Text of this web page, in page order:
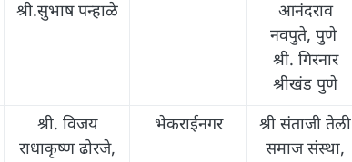
श्री.सुभाष पन्हाळे
आनंदराव
नवपुते, पुणे
श्री. गिरनार
श्रीखंड पुणे
श्री. विजय
राधाकृष्ण ढोरजे,
भेकराईनगर
श्री संताजी तेली
समाज संस्था,